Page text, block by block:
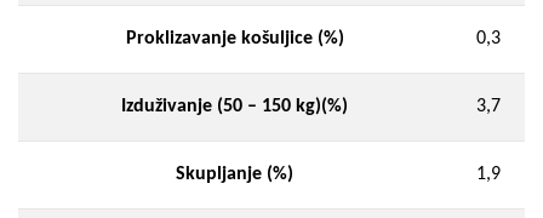
Proklizavanje košuljice (%) 0,3
Izduživanje (50 – 150 kg)(%) 3,7
Skupljanje (%) 1,9